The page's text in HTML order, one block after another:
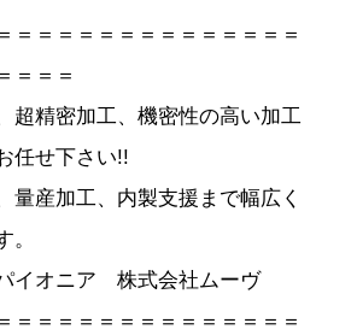
＝＝＝＝＝＝＝＝＝＝＝＝＝＝
＝＝＝
超精密加工、機密性の高い加工
任せ下さい!!
量産加工、内製支援まで幅広く
。
イオニア 株式会社ムーヴ
＝＝＝＝＝＝＝＝＝＝＝＝＝＝